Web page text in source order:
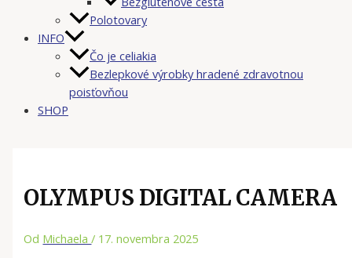
Polotovary
INFO
Čo je celiakia
Bezlepkové výrobky hradené zdravotnou
poisťovňou
SHOP
OLYMPUS DIGITAL CAMERA
Od Michaela/ 17. novembra 2025